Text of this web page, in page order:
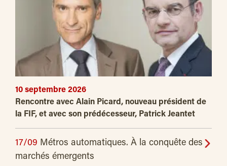
10 septembre 2026
Rencontre avec Alain Picard, nouveau président de
la FIF, et avec son prédécesseur, Patrick Jeantet
17/09 Métros automatiques. À la conquête des
marchés émergents